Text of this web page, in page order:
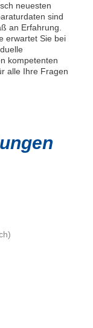
neuesten
sind
an Erfahrung.
erwartet Sie bei
kompetenten
alle Ihre Fragen